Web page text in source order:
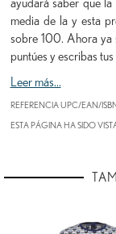
ayudará saber que
media de la y esta
sobre 100. Ahora ya
puntúes y escribas
Leer más...
REFERENCIA UPC/EAN/
ESTA PÁGINA HA SIDO